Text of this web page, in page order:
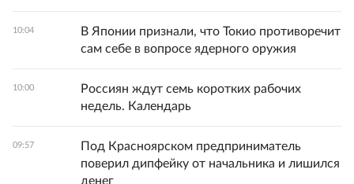
10:04
В Японии признали, что Токио противоречит
сам себе в вопросе ядерного оружия
10:00
Россиян ждут семь коротких рабочих
недель. Календарь
09:57
Под Красноярском предприниматель
поверил дипфейку от начальника и лишился
денег